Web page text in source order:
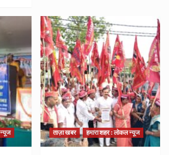
न्यूज ताज़ा खबर हमारा शहर : लोकल न्यूज